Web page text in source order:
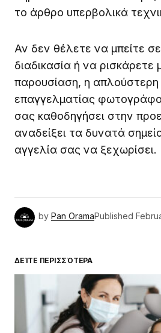
το άρθρο υπερβολικά
Αν δεν θέλετε να μπείτε
διαδικασία ή να ρισκάρετε
παρουσίαση, η απλούστερη
επαγγελματίας
σας καθοδηγήσει στην
αναδείξει τα δυνατά
αγγελία σας να ξεχωρίσει.
by Pan OramaPublished
ΔΕΊΤΕ ΠΕΡΙΣΣΌΤΕΡΑ